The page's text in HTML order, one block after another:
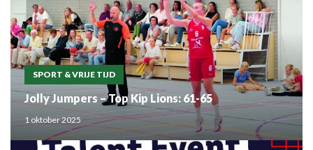
SPORT & VRIJE TIJD
Jolly Jumpers – Top Kip Lions: 61-65
1 oktober 2025